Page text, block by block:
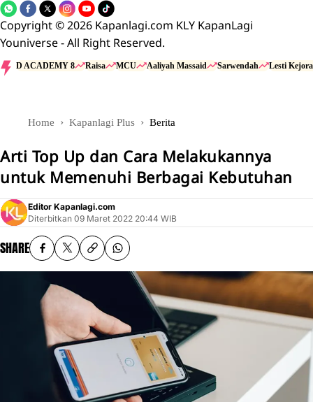
Copyright © 2026 Kapanlagi.com KLY KapanLagi
Youniverse - All Right Reserved.
D ACADEMY 8 Raisa MCU Aaliyah Massaid Sarwendah Lesti Kejora
Home Kapanlagi Plus Berita
Arti Top Up dan Cara Melakukannya
untuk Memenuhi Berbagai Kebutuhan
Editor Kapanlagi.com
Diterbitkan 09 Maret 2022 20:44 WIB
SHARE